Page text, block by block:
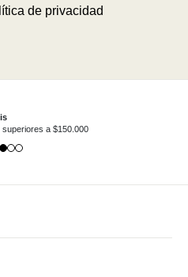
de privacidad
superiores a $150.000